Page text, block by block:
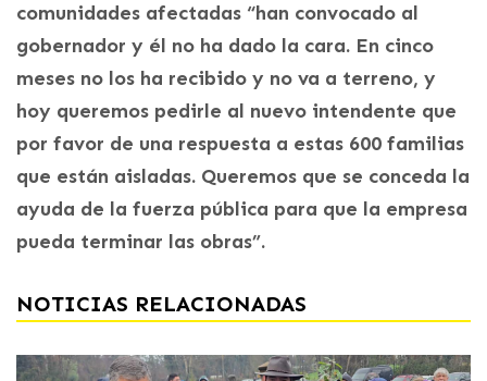
comunidades afectadas “han convocado al
gobernador y él no ha dado la cara. En cinco
meses no los ha recibido y no va a terreno, y
hoy queremos pedirle al nuevo intendente que
por favor de una respuesta a estas 600 familias
que están aisladas. Queremos que se conceda la
ayuda de la fuerza pública para que la empresa
pueda terminar las obras”.
NOTICIAS RELACIONADAS